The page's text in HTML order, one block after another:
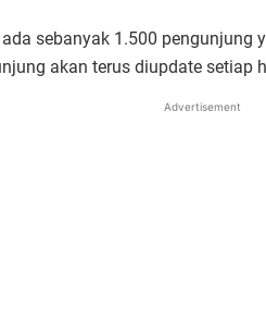
sebanyak 1.500 pengunjung
akan terus diupdate setiap
Advertisement